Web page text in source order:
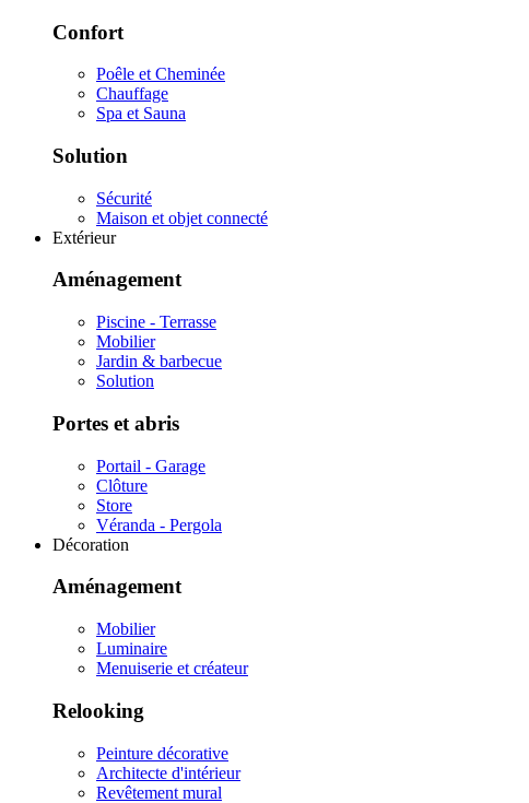
Confort
Poêle et Cheminée
Chauffage
Spa et Sauna
Solution
Sécurité
Maison et objet connecté
Extérieur
Aménagement
Piscine - Terrasse
Mobilier
Jardin & barbecue
Solution
Portes et abris
Portail - Garage
Clôture
Store
Véranda - Pergola
Décoration
Aménagement
Mobilier
Luminaire
Menuiserie et créateur
Relooking
Peinture décorative
Architecte d'intérieur
Revêtement mural